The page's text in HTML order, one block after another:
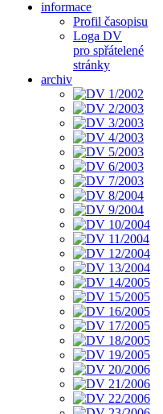
informace
Profil časopisu
Loga DV
pro spřátelené
stránky
archiv